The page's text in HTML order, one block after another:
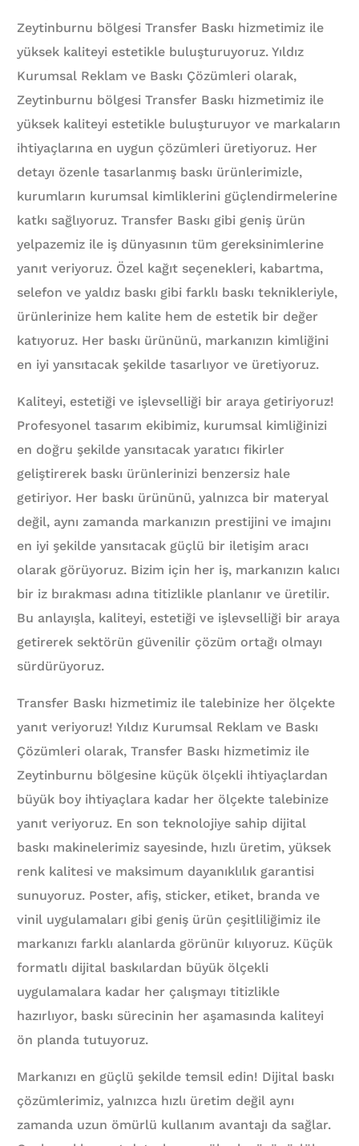
Zeytinburnu bölgesi Transfer Baskı hizmetimiz ile
yüksek kaliteyi estetikle buluşturuyoruz. Yıldız
Kurumsal Reklam ve Baskı Çözümleri olarak,
Zeytinburnu bölgesi Transfer Baskı hizmetimiz ile
yüksek kaliteyi estetikle buluşturuyor ve markaların
ihtiyaçlarına en uygun çözümleri üretiyoruz. Her
detayı özenle tasarlanmış baskı ürünlerimizle,
kurumların kurumsal kimliklerini güçlendirmelerine
katkı sağlıyoruz. Transfer Baskı gibi geniş ürün
yelpazemiz ile iş dünyasının tüm gereksinimlerine
yanıt veriyoruz. Özel kağıt seçenekleri, kabartma,
selefon ve yaldız baskı gibi farklı baskı teknikleriyle,
ürünlerinize hem kalite hem de estetik bir değer
katıyoruz. Her baskı ürününü, markanızın kimliğini
en iyi yansıtacak şekilde tasarlıyor ve üretiyoruz.
Kaliteyi, estetiği ve işlevselliği bir araya getiriyoruz!
Profesyonel tasarım ekibimiz, kurumsal kimliğinizi
en doğru şekilde yansıtacak yaratıcı fikirler
geliştirerek baskı ürünlerinizi benzersiz hale
getiriyor. Her baskı ürününü, yalnızca bir materyal
değil, aynı zamanda markanızın prestijini ve imajını
en iyi şekilde yansıtacak güçlü bir iletişim aracı
olarak görüyoruz. Bizim için her iş, markanızın kalıcı
bir iz bırakması adına titizlikle planlanır ve üretilir.
Bu anlayışla, kaliteyi, estetiği ve işlevselliği bir araya
getirerek sektörün güvenilir çözüm ortağı olmayı
sürdürüyoruz.
Transfer Baskı hizmetimiz ile talebinize her ölçekte
yanıt veriyoruz! Yıldız Kurumsal Reklam ve Baskı
Çözümleri olarak, Transfer Baskı hizmetimiz ile
Zeytinburnu bölgesine küçük ölçekli ihtiyaçlardan
büyük boy ihtiyaçlara kadar her ölçekte talebinize
yanıt veriyoruz. En son teknolojiye sahip dijital
baskı makinelerimiz sayesinde, hızlı üretim, yüksek
renk kalitesi ve maksimum dayanıklılık garantisi
sunuyoruz. Poster, afiş, sticker, etiket, branda ve
vinil uygulamaları gibi geniş ürün çeşitliliğimiz ile
markanızı farklı alanlarda görünür kılıyoruz. Küçük
formatlı dijital baskılardan büyük ölçekli
uygulamalara kadar her çalışmayı titizlikle
hazırlıyor, baskı sürecinin her aşamasında kaliteyi
ön planda tutuyoruz.
Markanızı en güçlü şekilde temsil edin! Dijital baskı
çözümlerimiz, yalnızca hızlı üretim değil aynı
zamanda uzun ömürlü kullanım avantajı da sağlar.